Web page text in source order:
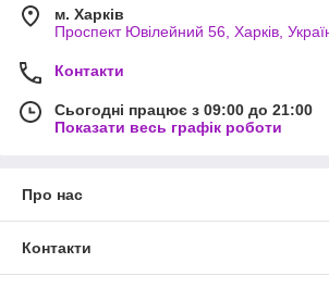
м. Харків
Проспект Ювілейний 56, Харків,
Контакти
Сьогодні працює з 09:00 до 21:00
Показати весь графік роботи
Про нас
Контакти